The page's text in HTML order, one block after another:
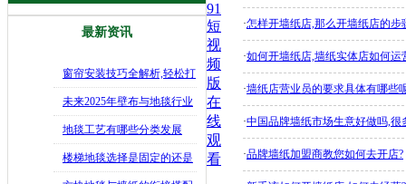
最新资讯
窗帘安装技巧全解析,轻松打
造舒适
未来2025年壁布与地毯行业
发展
地毯工艺有哪些分类发展
史,202
楼梯地毯选择是固定的还是
·怎样开墙纸店,那么开墙纸店的步
·如何开墙纸店,墙纸实体店如何运
·墙纸店营业员的要求具体有哪些
·中国品牌墙纸市场生意好做吗,很
·品牌墙纸加盟商教您如何去开店?
91
短
视
频
版
在
线
观
看